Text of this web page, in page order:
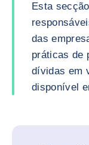
Esta
das
práticas de
dívidas em
disponível